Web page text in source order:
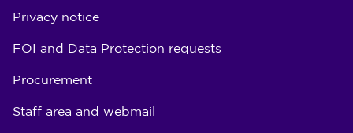
Privacy notice
FOI and Data Protection requests
Procurement
Staff area and webmail